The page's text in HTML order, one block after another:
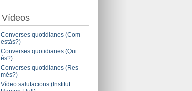
Vídeos
Converses quotidianes (Com
estàs?)
Converses quotidianes (Qui
és?)
Converses quotidianes (Res
més?)
Vídeo salutacions (Institut